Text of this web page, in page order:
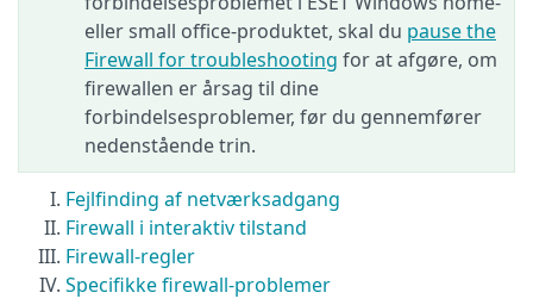
eller small office-produktet, skal du pause the
Firewall for troubleshooting for at afgøre, om
firewallen er årsag til dine
forbindelsesproblemer, før du gennemfører
nedenstående trin.
Fejlfinding af netværksadgang
Firewall i interaktiv tilstand
Firewall-regler
Specifikke firewall-problemer